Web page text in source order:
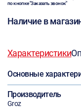
по кнопке "Заказать звонок"
Наличие в
Характеристики
Основные
Производитель
Groz